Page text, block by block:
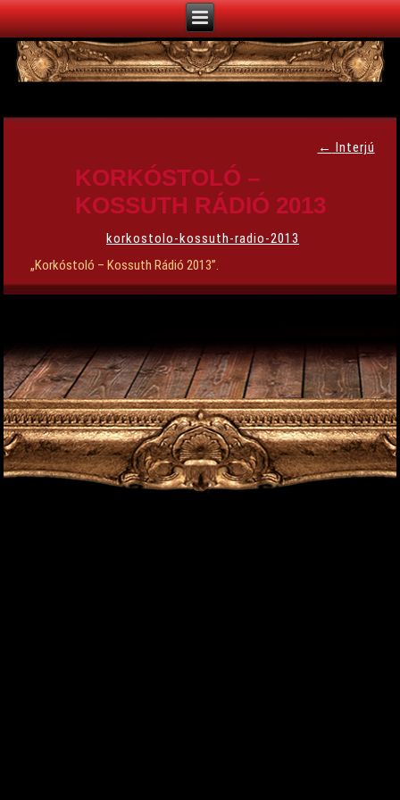
← Interjú
KORKÓSTOLÓ –
KOSSUTH RÁDIÓ 2013
korkostolo-kossuth-radio-2013
„Korkóstoló – Kossuth Rádió 2013”.